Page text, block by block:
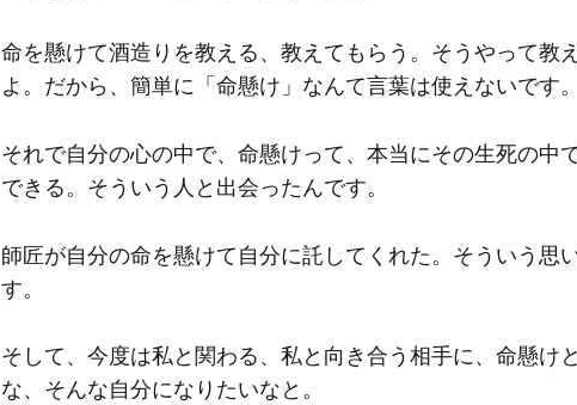
命を懸けて酒造りを教える、教えてもらう。そうやって教
よ。だから、簡単に「命懸け」なんて言葉は使えないです。
それで自分の心の中で、命懸けって、本当にその生死の中
できる。そういう人と出会ったんです。
師匠が自分の命を懸けて自分に託してくれた。そういう思
す。
そして、今度は私と関わる、私と向き合う相手に、命懸け
な、そんな自分になりたいなと。